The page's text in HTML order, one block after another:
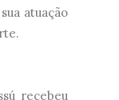
atuação
recebeu